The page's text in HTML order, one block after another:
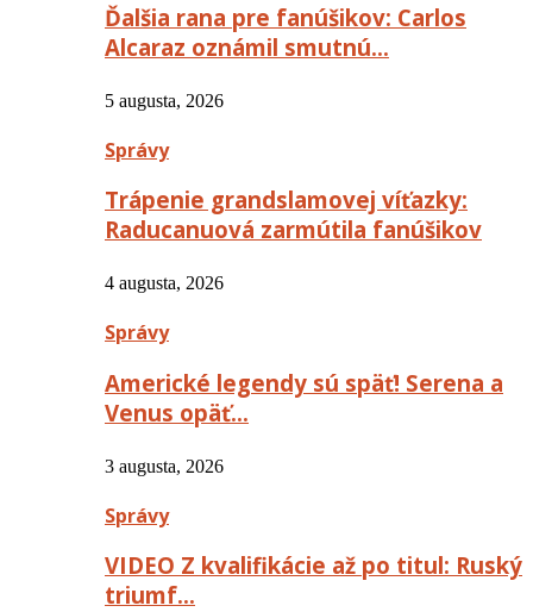
Ďalšia rana pre fanúšikov: Carlos
Alcaraz oznámil smutnú…
5 augusta, 2026
Správy
Trápenie grandslamovej víťazky:
Raducanuová zarmútila fanúšikov
4 augusta, 2026
Správy
Americké legendy sú späť! Serena a
Venus opäť…
3 augusta, 2026
Správy
VIDEO Z kvalifikácie až po titul: Ruský
triumf…